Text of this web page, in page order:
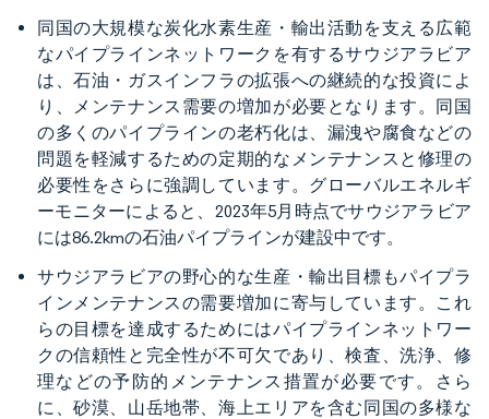
同国の大規模な炭化水素生産・輸出活動を支える広範
なパイプラインネットワークを有するサウジアラビア
は、石油・ガスインフラの拡張への継続的な投資によ
り、メンテナンス需要の増加が必要となります。同国
の多くのパイプラインの老朽化は、漏洩や腐食などの
問題を軽減するための定期的なメンテナンスと修理の
必要性をさらに強調しています。グローバルエネルギ
ーモニターによると、2023年5月時点でサウジアラビア
には86.2kmの石油パイプラインが建設中です。
サウジアラビアの野心的な生産・輸出目標もパイプラ
インメンテナンスの需要増加に寄与しています。これ
らの目標を達成するためにはパイプラインネットワー
クの信頼性と完全性が不可欠であり、検査、洗浄、修
理などの予防的メンテナンス措置が必要です。さら
に、砂漠、山岳地帯、海上エリアを含む同国の多様な